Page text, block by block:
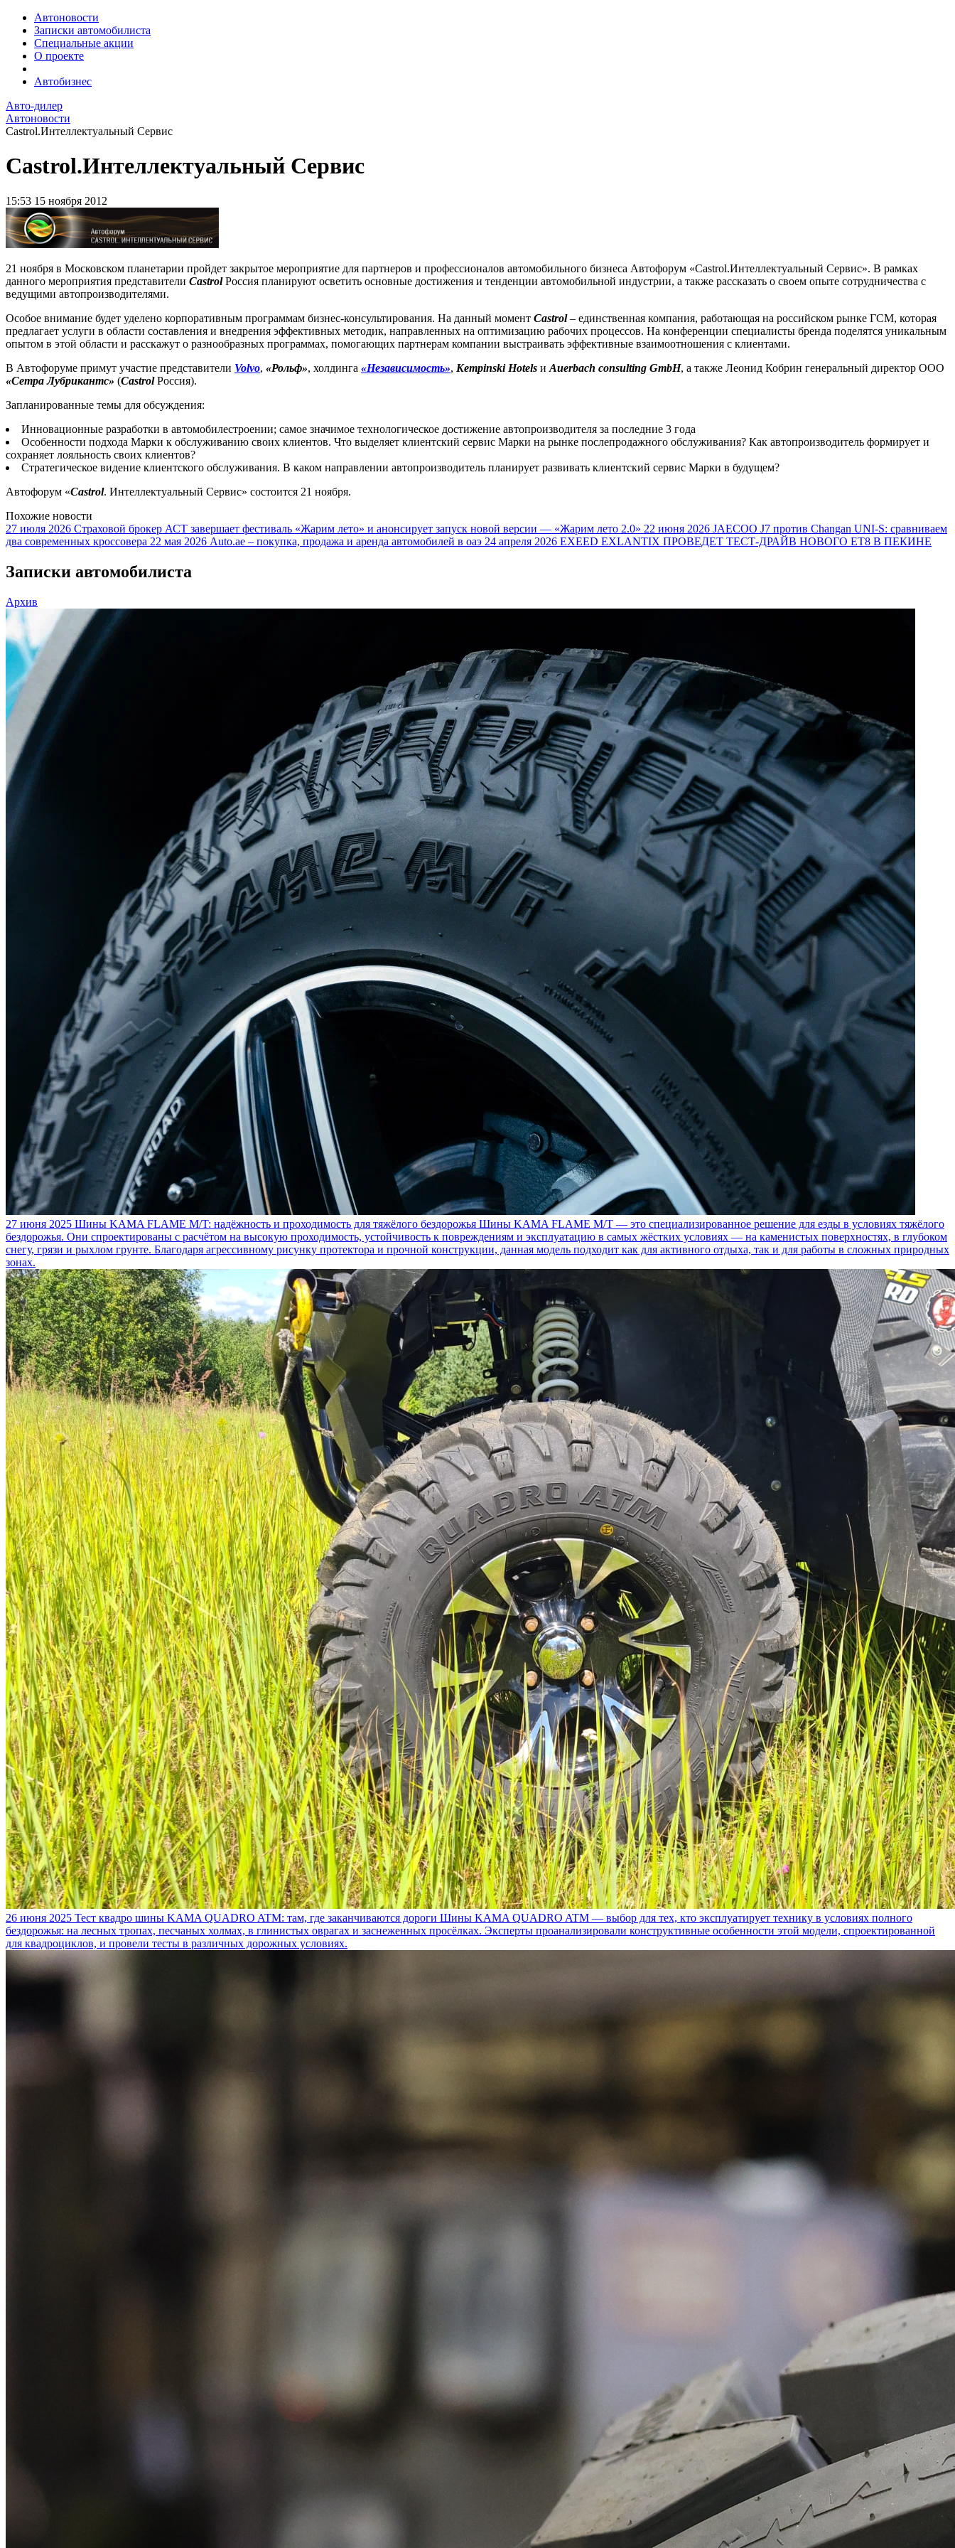
Автоновости
Записки автомобилиста
Специальные акции
О проекте
Автобизнес
Авто-дилер
Автоновости
Castrol.Интеллектуальный Сервис
Castrol.Интеллектуальный Сервис
15:53 15 ноября 2012
21 ноября в Московском планетарии пройдет закрытое мероприятие для партнеров и профессионалов автомобильного бизнеса Автофорум «Castrol.Интеллектуальный Сервис». В рамках
данного мероприятия представители CastrolРоссия планируют осветить основные достижения и тенденции автомобильной индустрии, а также рассказать о своем опыте сотрудничества с
ведущими автопроизводителями.
Особое внимание будет уделено корпоративным программам бизнес-консультирования. На данный момент Castrol– единственная компания, работающая на российском рынке ГСМ, которая
предлагает услуги в области составления и внедрения эффективных методик, направленных на оптимизацию рабочих процессов. На конференции специалисты бренда поделятся уникальным
опытом в этой области и расскажут о разнообразных программах, помогающих партнерам компании выстраивать эффективные взаимоотношения с клиентами.
В Автофоруме примут участие представители Volvo, «Рольф», холдинга «Независимость», Kempinski Hotels и Auerbach consulting GmbH, а также Леонид Кобрин генеральный директор ООО
«Сетра Лубрикантс» (CastrolРоссия).
Запланированные темы для обсуждения:
Инновационные разработки в автомобилестроении; самое значимое технологическое достижение автопроизводителя за последние 3 года
Особенности подхода Марки к обслуживанию своих клиентов. Что выделяет клиентский сервис Марки на рынке послепродажного обслуживания? Как автопроизводитель формирует и
сохраняет лояльность своих клиентов?
Стратегическое видение клиентского обслуживания. В каком направлении автопроизводитель планирует развивать клиентский сервис Марки в будущем?
Автофорум «Castrol. Интеллектуальный Сервис» состоится 21 ноября.
Похожие новости
27 июля 2026 Страховой брокер АСТ завершает фестиваль «Жарим лето» и анонсирует запуск новой версии — «Жарим лето 2.0» 22 июня 2026 JAECOO J7 против Changan UNI-S: сравниваем
два современных кроссовера 22 мая 2026 Auto.ae – покупка, продажа и аренда автомобилей в оаэ 24 апреля 2026 EXEED EXLANTIX ПРОВЕДЕТ ТЕСТ-ДРАЙВ НОВОГО ET8 В ПЕКИНЕ
Записки автомобилиста
Архив
27 июня 2025 Шины KAMA FLAME M/T: надёжность и проходимость для тяжёлого бездорожья Шины KAMA FLAME M/T — это специализированное решение для езды в условиях тяжёлого
бездорожья. Они спроектированы с расчётом на высокую проходимость, устойчивость к повреждениям и эксплуатацию в самых жёстких условиях — на каменистых поверхностях, в глубоком
снегу, грязи и рыхлом грунте. Благодаря агрессивному рисунку протектора и прочной конструкции, данная модель подходит как для активного отдыха, так и для работы в сложных природных
зонах.
26 июня 2025 Тест квадро шины KAMA QUADRO ATM: там, где заканчиваются дороги Шины KAMA QUADRO ATM — выбор для тех, кто эксплуатирует технику в условиях полного
бездорожья: на лесных тропах, песчаных холмах, в глинистых оврагах и заснеженных просёлках. Эксперты проанализировали конструктивные особенности этой модели, спроектированной
для квадроциклов, и провели тесты в различных дорожных условиях.